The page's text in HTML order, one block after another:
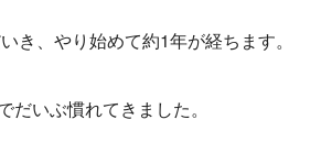
き、やり始めて約1年が経ちます。
だいぶ慣れてきました。